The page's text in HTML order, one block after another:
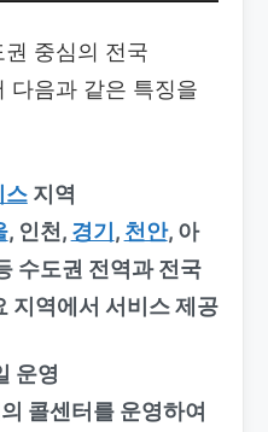
중심의 전국
다음과 같은 특징을
스지역
, 인천, 경기, 천안, 아
수도권 전역과 전국
지역에서 서비스 제공
운영
콜센터를 운영하여